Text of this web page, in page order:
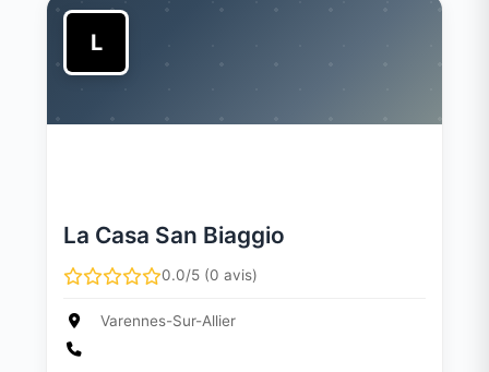
L
La Casa San Biaggio
0.0/5 (0 avis)
Varennes-Sur-Allier